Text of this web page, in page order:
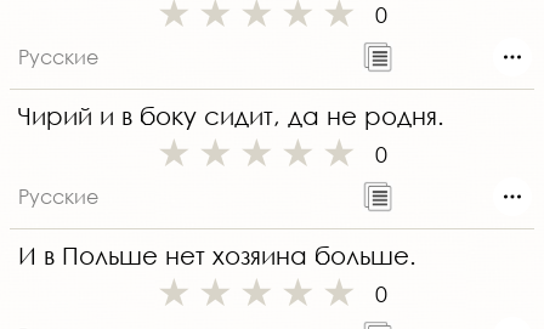
0
Русские
Чирий и в боку сидит, да не родня.
0
Русские
И в Польше нет хозяина больше.
0